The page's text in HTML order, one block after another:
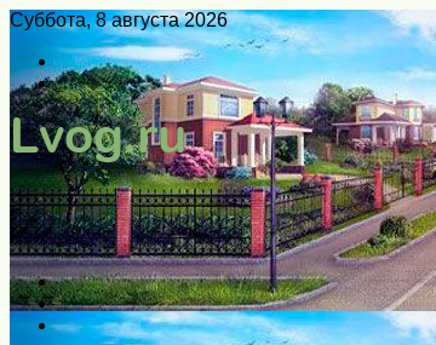
Суббота, 8 августа 2026
Войти
Switch
skin
Меню
Искать
Switch